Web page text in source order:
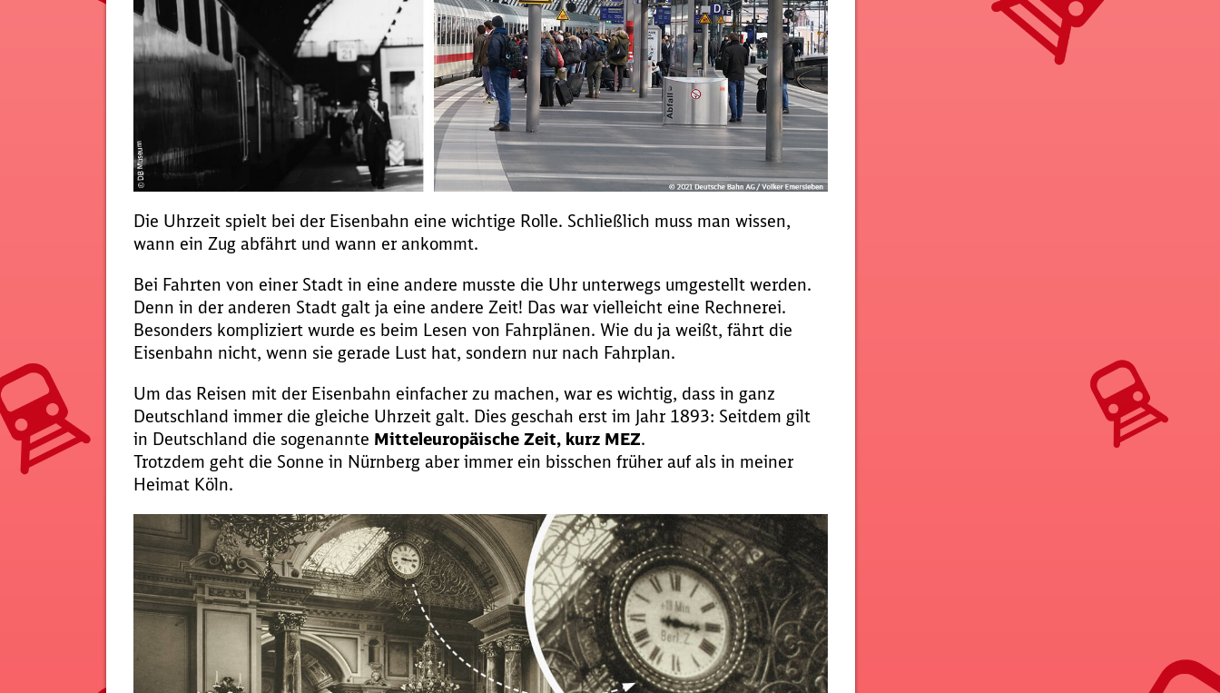
Die Uhrzeit spielt bei der Eisenbahn eine wichtige Rolle. Schließlich muss man wissen,
wann ein Zug abfährt und wann er ankommt.
Bei Fahrten von einer Stadt in eine andere musste die Uhr unterwegs umgestellt werden.
Denn in der anderen Stadt galt ja eine andere Zeit! Das war vielleicht eine Rechnerei.
Besonders kompliziert wurde es beim Lesen von Fahrplänen. Wie du ja weißt, fährt die
Eisenbahn nicht, wenn sie gerade Lust hat, sondern nur nach Fahrplan.
Um das Reisen mit der Eisenbahn einfacher zu machen, war es wichtig, dass in ganz
Deutschland immer die gleiche Uhrzeit galt. Dies geschah erst im Jahr 1893: Seitdem gilt
in Deutschland die sogenannte Mitteleuropäische Zeit, kurz MEZ.
Trotzdem geht die Sonne in Nürnberg aber immer ein bisschen früher auf als in meiner
Heimat Köln.